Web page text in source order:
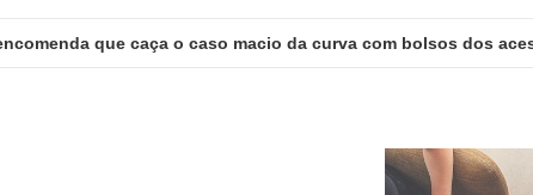
que caça o caso macio da curva com bolsos dos